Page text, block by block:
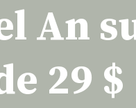
An
29 $